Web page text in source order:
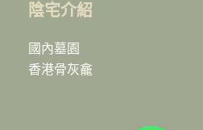
陰宅介紹
國內墓園
香港骨灰龕